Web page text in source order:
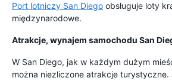
Port lotniczy San Diego obsługuje loty
międzynarodowe.
Atrakcje, wynajem samochodu San
W San Diego, jak w każdym dużym
można niezliczone atrakcje